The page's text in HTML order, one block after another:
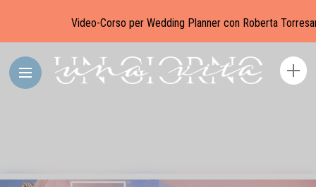
Video-Corso per Wedding Planner con Roberta